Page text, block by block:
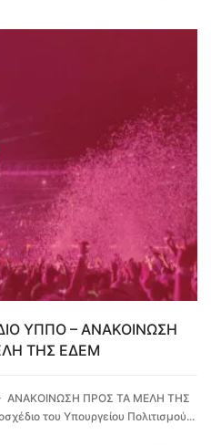
ΥΠΠΟ – ΑΝΑΚΟΙΝΩΣΗ
ΤΗΣ ΕΔΕΜ
ΠΡΟΣ ΤΑ ΜΕΛΗ ΤΗΣ
του Υπουργείου Πολιτισμού...